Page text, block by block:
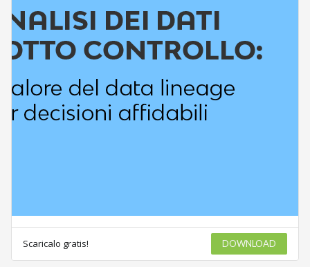
Scaricalo gratis! DOWNLOAD